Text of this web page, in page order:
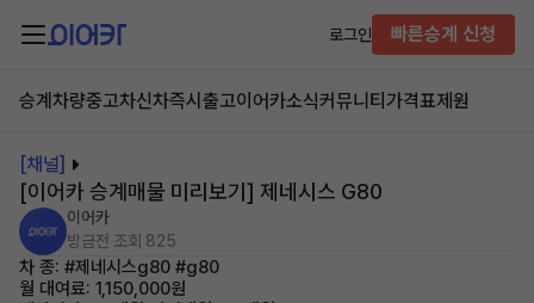
로그인 빠른승계 신청
승계차량중고차신차즉시출고이어카소식커뮤니티 가격표제원
[채널]
[이어카 승계매물 미리보기] 제네시스 G80
이어카
방금전 조회 825
차 종: #제네시스g80 #g80
월 대여료: 1,150,000원